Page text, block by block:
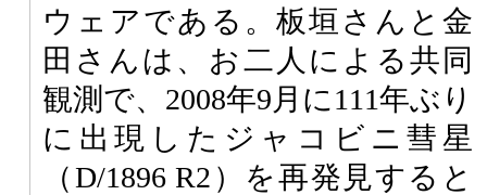
ウェアである。板垣さんと金
田さんは、お二人による共同
観測で、2008年9月に111年ぶり
に出現したジャコビニ彗星
（D/1896 R2）を再発見すると